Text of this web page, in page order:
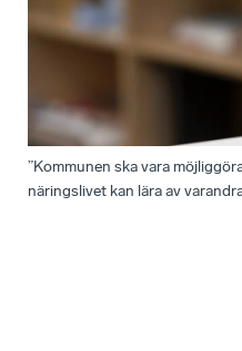
”Kommunen ska vara
näringslivet kan lära av